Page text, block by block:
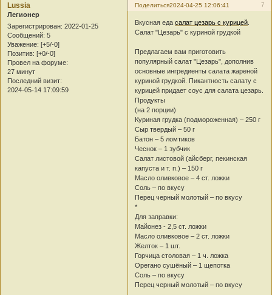
Поделиться 7
2024-04-25 12:06:41
Lussia
Легионер
Зарегистрирован: 2022-01-25
Сообщений: 5
Уважение: [+5/-0]
Позитив: [+0/-0]
Провел на форуме:
27 минут
Последний визит:
2024-05-14 17:09:59
Вкусная едасалат цезарь с курицей.
Салат "Цезарь" с куриной грудкой
Предлагаем вам приготовить
популярный салат "Цезарь", дополнив
основные ингредиенты салата жареной
куриной грудкой. Пикантность салату с
курицей придает соус для салата цезарь.
Продукты
(на 2 порции)
Куриная грудка (подмороженная) – 250 г
Сыр твердый – 50 г
Батон – 5 ломтиков
Чеснок – 1 зубчик
Салат листовой (айсберг, пекинская
капуста и т. п.) – 150 г
Масло оливковое – 4 ст. ложки
Соль – по вкусу
Перец черный молотый – по вкусу
*
Для заправки:
Майонез - 2,5 ст. ложки
Масло оливковое – 2 ст. ложки
Желток – 1 шт.
Горчица столовая – 1 ч. ложка
Орегано сушёный – 1 щепотка
Соль – по вкусу
Перец черный молотый – по вкусу